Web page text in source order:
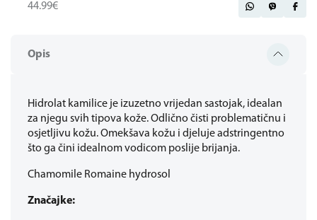
Opis
Hidrolat kamilice je izuzetno vrijedan sastojak, idealan
za njegu svih tipova kože. Odlično čisti problematičnu i
osjetljivu kožu. Omekšava kožu i djeluje adstringentno
što ga čini idealnom vodicom poslije brijanja.
Chamomile Romaine hydrosol
Značajke:
44.99€